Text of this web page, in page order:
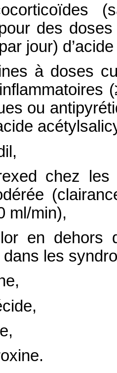
des
jour)
à doses
ou
chez
ml/min),
en dehors
les